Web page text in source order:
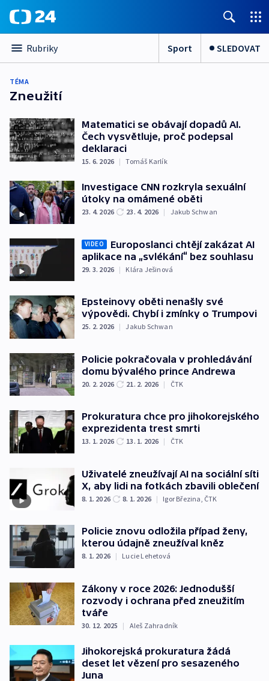
Rubriky Sport SLEDOVAT
TÉMA
Zneužití
Matematici se obávají dopadů AI.
Čech vysvětluje, proč podepsal
deklaraci
15. 6. 2026 | Tomáš Karlík
Investigace CNN rozkryla sexuální
útoky na omámené oběti
23. 4. 2026 23. 4. 2026 | Jakub Schwan
VIDEO
Europoslanci chtějí zakázat AI
aplikace na „svlékání“ bez souhlasu
29. 3. 2026 | Klára Ješinová
Epsteinovy oběti nenašly své
výpovědi. Chybí i zmínky o Trumpovi
25. 2. 2026 | Jakub Schwan
Policie pokračovala v prohledávání
domu bývalého prince Andrewa
20. 2. 2026 21. 2. 2026 | ČTK
Prokuratura chce pro jihokorejského
exprezidenta trest smrti
13. 1. 2026 13. 1. 2026 | ČTK
Uživatelé zneužívají AI na sociální síti
X, aby lidi na fotkách zbavili oblečení
8. 1. 2026 8. 1. 2026 | Igor Březina ČTK
Policie znovu odložila případ ženy,
kterou údajně zneužíval kněz
8. 1. 2026 | Lucie Lehetová
Zákony v roce 2026: Jednodušší
rozvody i ochrana před zneužitím
tváře
30. 12. 2025 | Aleš Zahradník
Jihokorejská prokuratura žádá
deset let vězení pro sesazeného
Juna